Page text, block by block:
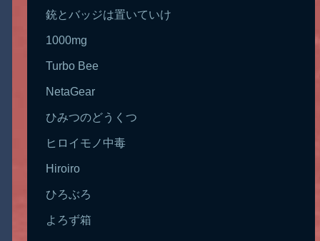
銃とバッジは置いていけ
1000mg
Turbo Bee
NetaGear
ひみつのどうくつ
ヒロイモノ中毒
Hiroiro
ひろぶろ
よろず箱